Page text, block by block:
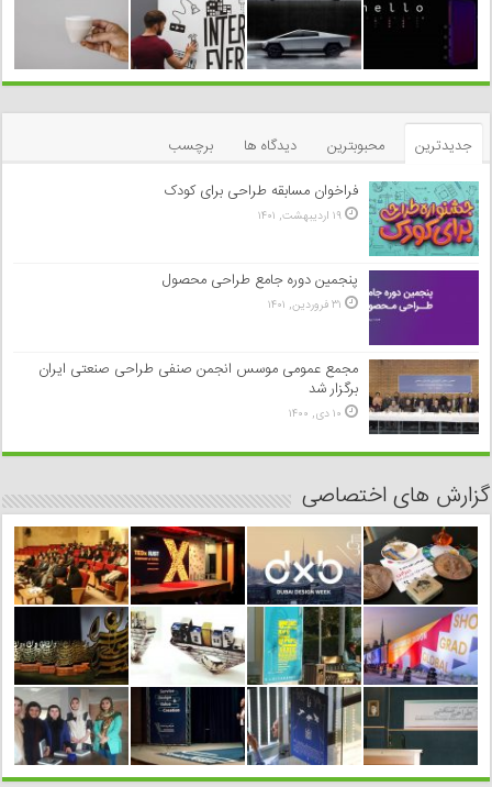
جدیدترین محبوبترین دیدگاه ها
برچسب
فراخوان مسابقه طراحی برای کودک
۱۹ اردیبهشت, ۱۴۰۱
پنجمین دوره جامع طراحی محصول
۳۱ فروردین, ۱۴۰۱
مجمع عمومی موسس انجمن صنفی طراحی صنعتی ایران
برگزار شد
۱۰ دی, ۱۴۰۰
گزارش های اختصاصی